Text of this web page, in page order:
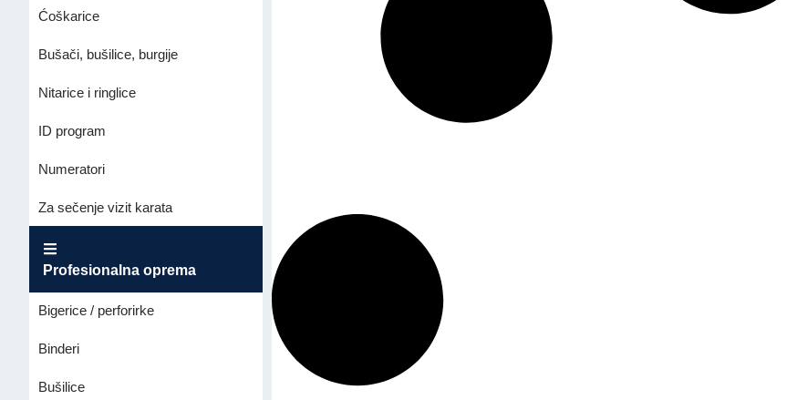
Ćoškarice
Bušači, bušilice, burgije
Nitarice i ringlice
ID program
Numeratori
Za sečenje vizit karata
Profesionalna oprema
Bigerice / perforirke
Binderi
Bušilice